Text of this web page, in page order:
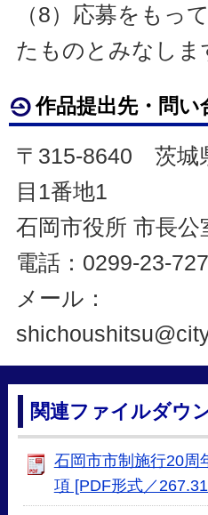
（8）応募をもっ
たものとみなしま
作品提出先・問い
〒315-8640 茨城
目1番地1
石岡市役所 市長公
電話：0299-23-
メール：
関連ファイルダウ
石岡市市制施行20周
項 [PDF形式／